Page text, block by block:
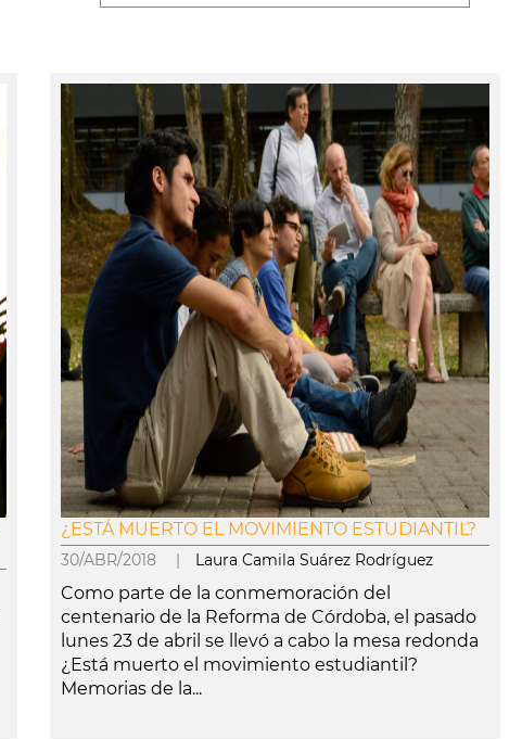
¿ESTÁ MUERTO EL MOVIMIENTO ESTUDIANTIL?
30/ABR/2018 | Laura Camila Suárez Rodríguez
Como parte de la conmemoración del
centenario de la Reforma de Córdoba, el pasado
lunes 23 de abril se llevó a cabo la mesa redonda
¿Está muerto el movimiento estudiantil?
Memorias de la...